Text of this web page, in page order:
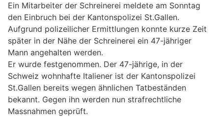
Ein Mitarbeiter der Schreinerei meldete am Sonntag
den Einbruch bei der Kantonspolizei St.Gallen.
Aufgrund polizeilicher Ermittlungen konnte kurze Zeit
später in der Nähe der Schreinerei ein 47-jähriger
Mann angehalten werden.
Er wurde festgenommen. Der 47-jährige, in der
Schweiz wohnhafte Italiener ist der Kantonspolizei
St.Gallen bereits wegen ähnlichen Tatbeständen
bekannt. Gegen ihn werden nun strafrechtliche
Massnahmen geprüft.